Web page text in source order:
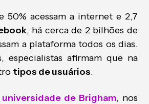
50% acessam a internet e 2,7
, há cerca de 2 bilhões de
a plataforma todos os dias.
especialistas afirmam que na
tipos de usuários.
de Brigham, nos